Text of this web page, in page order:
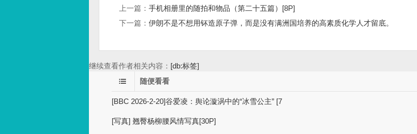
上一篇： 手机相册里的随拍和物品（第二十五篇）[8P]
下一篇： 伊朗不是不想用钚造原子弹，而是没有满洲国培养的高素质化学人才留底。
继续查看作者相关内容： [db:标签]
随便看看
[BBC 2026-2-20]谷爱凌：舆论漩涡中的“冰雪公主” [7
[写真] 翘臀杨柳腰风情写真[30P]